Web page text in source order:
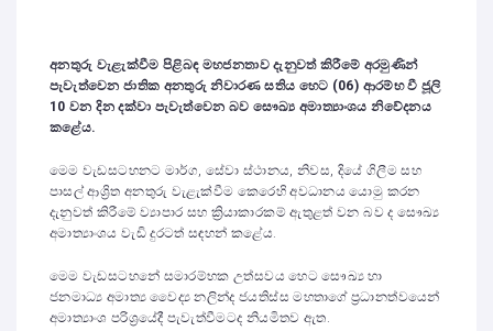
අනතුරු වැළැක්වීම පිළිබඳ මහජනතාව දැනුවත් කිරීමේ අරමුණින්
පැවැත්වෙන ජාතික අනතුරු නිවාරණ සතිය හෙට (06) ආරම්භ වී ජූලි
10 වන දින දක්වා පැවැත්වෙන බව සෞඛ්‍ය අමාත්‍යාංශය නිවේදනය
කළේය.
මෙම වැඩසටහනට මාර්ග, සේවා ස්ථානය, නිවස, දියේ ගිලීම සහ
පාසල් ආශ්‍රිත අනතුරු වැළැක්වීම කෙරෙහි අවධානය යොමු කරන
දැනුවත් කිරීමේ ව්‍යාපාර සහ ක්‍රියාකාරකම් ඇතුළත් වන බව ද සෞඛ්‍ය
අමාත්‍යාංශය වැඩි දුරටත් සඳහන් කළේය.
මෙම වැඩසටහනේ සමාරම්භක උත්සවය හෙට සෞඛ්‍ය හා
ජනමාධ්‍ය අමාත්‍ය වෛද්‍ය නලින්ද ජයතිස්ස මහතාගේ ප්‍රධානත්වයෙන්
අමාත්‍යාංශ පරිශ්‍රයේදී පැවැත්වීමටද නියමිතව ඇත.